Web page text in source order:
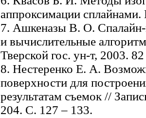
аппроксимации
7. Ашкеназы В. О.
и вычислительные
Тверской гос. ун-т, 2003. 82
8. Нестеренко Е. А.
поверхности для
результатам съемок //
204. С. 127 – 133.